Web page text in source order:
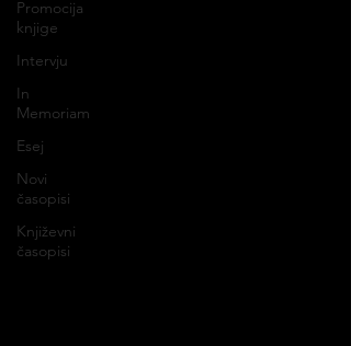
Promocija
knjige
Intervju
In
Memoriam
Esej
Novi
časopisi
Književni
časopisi